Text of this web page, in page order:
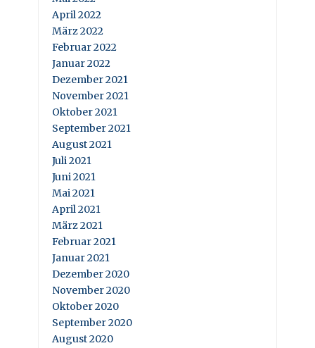
April 2022
März 2022
Februar 2022
Januar 2022
Dezember 2021
November 2021
Oktober 2021
September 2021
August 2021
Juli 2021
Juni 2021
Mai 2021
April 2021
März 2021
Februar 2021
Januar 2021
Dezember 2020
November 2020
Oktober 2020
September 2020
August 2020